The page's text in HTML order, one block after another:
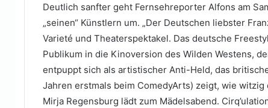
Deutlich sanfter geht Fernsehreporter Alfons am
„seinen“ Künstlern um. „Der Deutschen liebster
Varieté und Theaterspektakel. Das deutsche
Publikum in die Kinoversion des Wilden Westens,
entpuppt sich als artistischer Anti-Held, das
Jahren erstmals beim ComedyArts) zeigt, wie
Mirja Regensburg lädt zum Mädelsabend.